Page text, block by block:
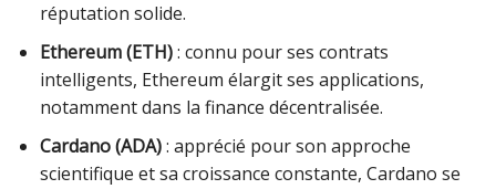
réputation solide.
Ethereum (ETH): connu pour ses contrats
intelligents, Ethereum élargit ses applications,
notamment dans la finance décentralisée.
Cardano (ADA): apprécié pour son approche
scientifique et sa croissance constante, Cardano se